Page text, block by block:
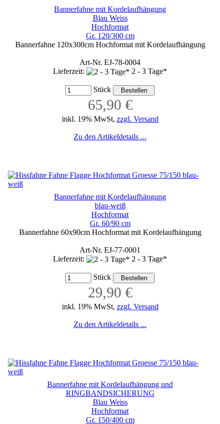
Bannerfahne mit Kordelaufhängung
Blau Weiss
Hochformat
Gr. 120/300 cm
Bannerfahne 120x300cm Hochformat mit Kordelaufhängung
Art-Nr. EJ-78-0004
Lieferzeit:
2 - 3 Tage*
Stück
65,90 €
inkl. 19% MwSt, zzgl. Versand
Zu den Artikeldetails ...
Bannerfahne mit Kordelaufhängung
blau-weiß
Hochformat
Gr. 60/90 cm
Bannerfahne 60x90cm Hochformat mit Kordelaufhängung
Art-Nr. EJ-77-0001
Lieferzeit:
2 - 3 Tage*
Stück
29,90 €
inkl. 19% MwSt, zzgl. Versand
Zu den Artikeldetails ...
Bannerfahne mit Kordelaufhängung und
RINGBANDSICHERUNG
Blau Weiss
Hochformat
Gr. 150/400 cm